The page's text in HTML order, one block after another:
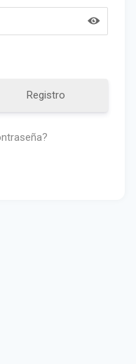
Registro